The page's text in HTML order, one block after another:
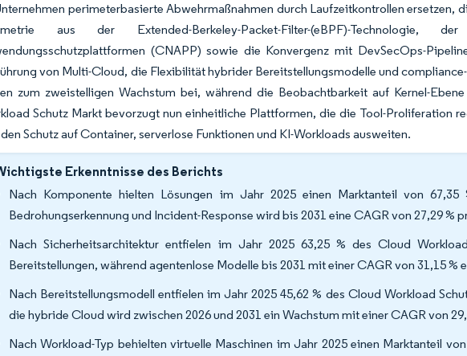
perimeterbasierte Abwehrmaßnahmen durch Laufzeitkontrollen ersetzen,
aus der Extended-Berkeley-Packet-Filter-(eBPF)-
(CNAPP) sowie die Konvergenz mit DevSecOps-
von Multi-Cloud, die Flexibilität hybrider Bereitstellungsmodelle und
zum zweistelligen Wachstum bei, während die Beobachtbarkeit auf Kernel-
Schutz Markt bevorzugt nun einheitliche Plattformen, die die Tool-Proliferation
Schutz auf Container, serverlose Funktionen und KI-Workloads ausweiten.
Erkenntnisse des Berichts
Nach Komponente hielten Lösungen im Jahr 2025 einen Marktanteil von
Bedrohungserkennung und Incident-Response wird bis 2031 eine CAGR von 27,29 %
Nach Sicherheitsarchitektur entfielen im Jahr 2025 63,25 % des Cloud
Bereitstellungen, während agentenlose Modelle bis 2031 mit einer CAGR von 31,15 %
Nach Bereitstellungsmodell entfielen im Jahr 2025 45,62 % des Cloud Workload
die hybride Cloud wird zwischen 2026 und 2031 ein Wachstum mit einer CAGR von
Nach Workload-Typ behielten virtuelle Maschinen im Jahr 2025 einen Marktanteil